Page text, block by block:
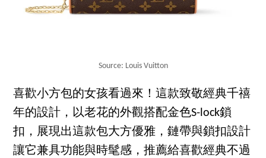
Source: Louis Vuitton
喜歡小方包的女孩看過來！這款致敬經典千禧
年的設計，以老花的外觀搭配金色S-lock鎖
扣，展現出這款包大方優雅，鏈帶與鎖扣設計
讓它兼具功能與時髦感，推薦給喜歡經典不過